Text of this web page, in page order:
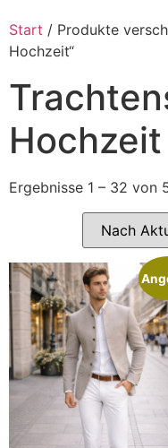
Start / Produkte
Hochzeit“
Hochzeit
Ergebnisse 1 – 32 von